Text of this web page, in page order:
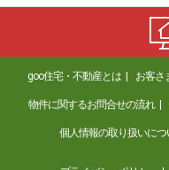
goo住宅・不動産とは お客さ
物件に関するお問合せの流れ
個人情報の取り扱いにつ